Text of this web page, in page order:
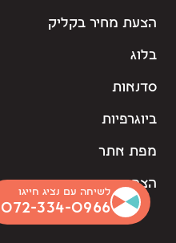
הצעת מחיר בקליק
בלוג
סדנאות
ביוגרפיות
מפת אתר
הצהרת נגישות
לשיחה עם נציג חייגו
072-334-0966